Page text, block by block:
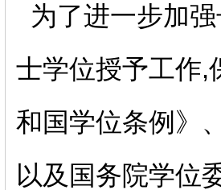
为了进一步加
士学位授予工作,
和国学位条例》
以及国务院学位